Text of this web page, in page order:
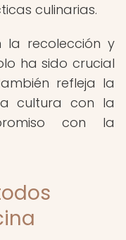
culinarias.
la recolección y
ha sido crucial
refleja la
cultura con la
con la